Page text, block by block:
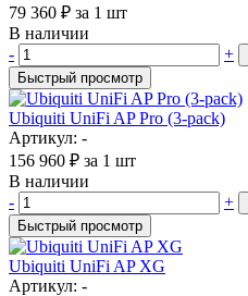
79 360 ₽ за 1 шт
В наличии
-
+
Быстрый просмотр
Ubiquiti UniFi AP Pro (3-pack)
Артикул: -
156 960 ₽ за 1 шт
В наличии
-
+
Быстрый просмотр
Ubiquiti UniFi AP XG
Артикул: -